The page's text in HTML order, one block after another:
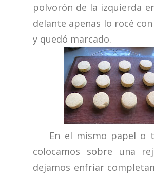
polvorón de la izquierda
delante apenas lo rocé
y quedó marcado.
En el mismo papel o
colocamos sobre una
dejamos enfriar